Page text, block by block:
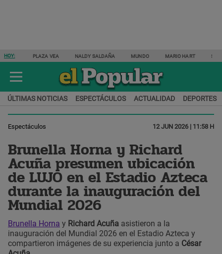
HOY: PLAZA VEA NALDY SALDAÑA MUNDO MARIO HART
ÚLTIMAS NOTICIAS ESPECTÁCULOS ACTUALIDAD DEPORTES
Espectáculos 12 JUN 2026 | 11:58 H
Brunella Horna y Richard
Acuña presumen ubicación
de LUJO en el Estadio Azteca
durante la inauguración del
Mundial 2026
Brunella Horna y Richard Acuña asistieron a la
inauguración del Mundial 2026 en el Estadio Azteca y
compartieron imágenes de su experiencia junto a César